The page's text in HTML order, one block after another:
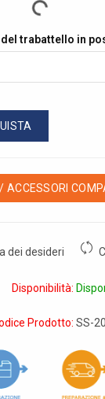
trabattello in
ACCESSORI
dei desideri
Disponibilità:
Prodotto: SS-